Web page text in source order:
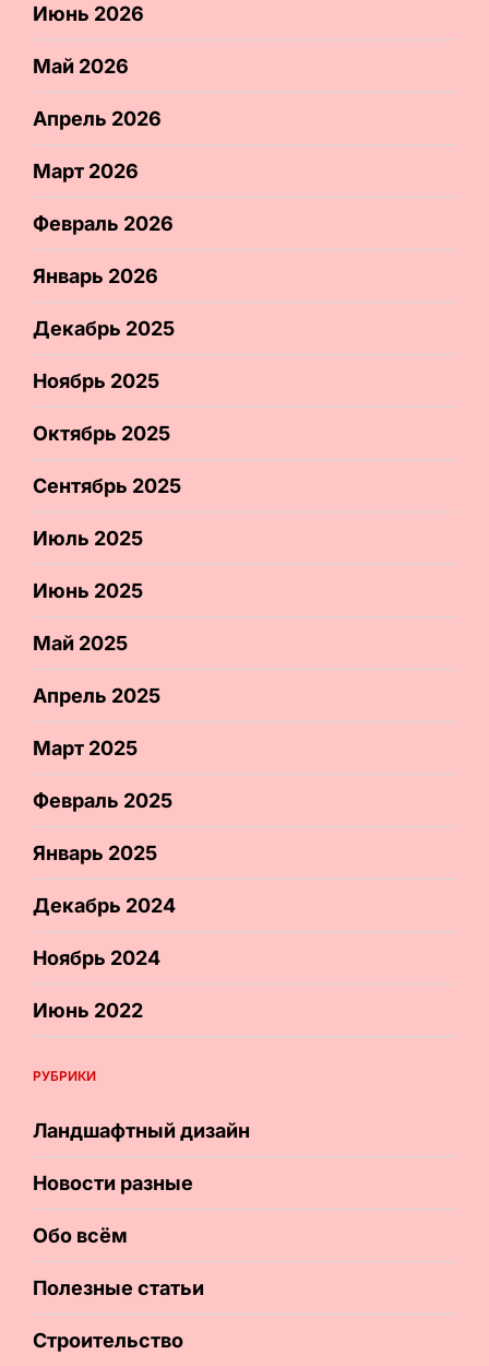
Июнь 2026
Май 2026
Апрель 2026
Март 2026
Февраль 2026
Январь 2026
Декабрь 2025
Ноябрь 2025
Октябрь 2025
Сентябрь 2025
Июль 2025
Июнь 2025
Май 2025
Апрель 2025
Март 2025
Февраль 2025
Январь 2025
Декабрь 2024
Ноябрь 2024
Июнь 2022
РУБРИКИ
Ландшафтный дизайн
Новости разные
Обо всём
Полезные статьи
Строительство